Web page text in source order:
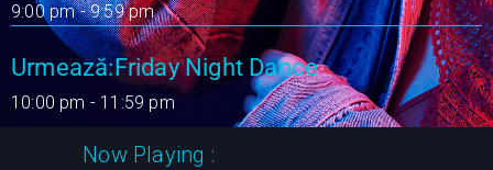
9:00 pm - 9:59 pm
Urmează:Friday Night Dance
10:00 pm - 11:59 pm
Now Playing :